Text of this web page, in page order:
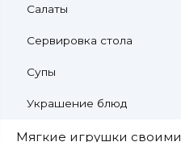
Салаты
Сервировка стола
Супы
Украшение блюд
Мягкие игрушки своими